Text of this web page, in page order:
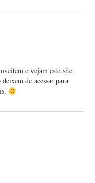
e vejam este site.
de acessar para